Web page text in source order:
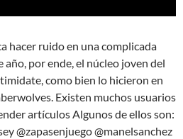
hacer ruido en una complicada
por ende, el núcleo joven del
como bien lo hicieron en
Existen muchos usuarios
artículos Algunos de ellos son:
@zapasenjuego @manelsanchez